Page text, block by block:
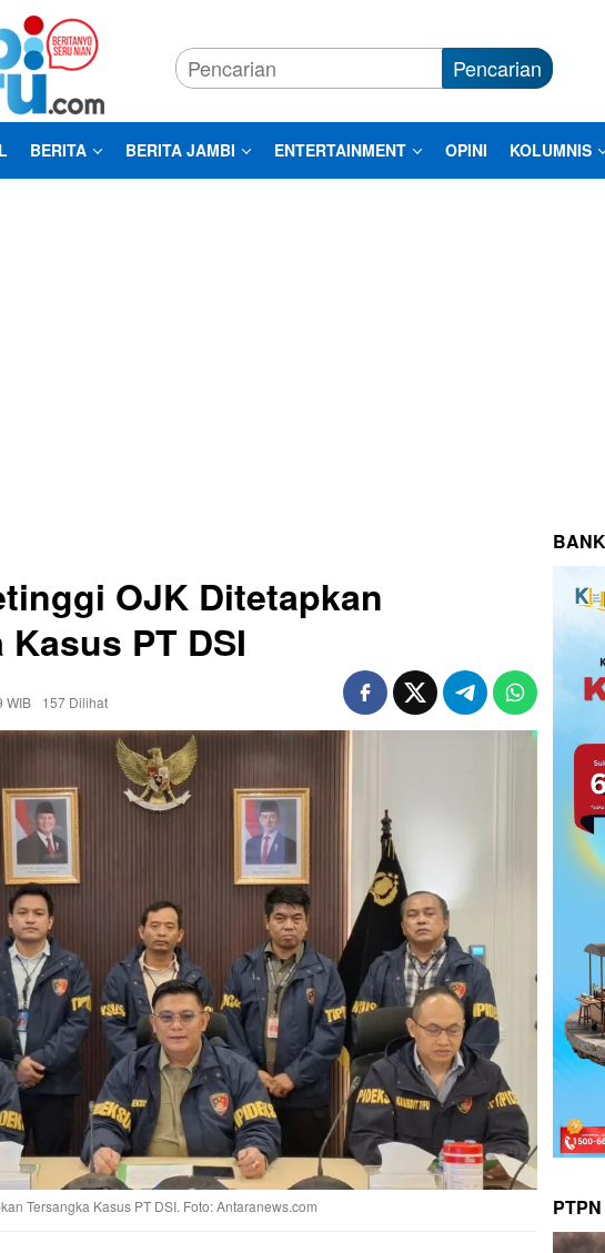
Pencarian
BERITA BERITA JAMBI ENTERTAINMENT OPINI KOLUMNIS
OJK Ditetapkan
PT DSI
WIB
157 Dilihat
Tersangka Kasus PT DSI. Foto: Antaranews.com